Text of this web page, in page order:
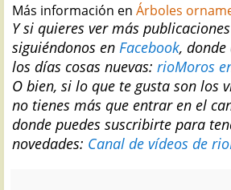
Más información en Árboles
Y si quieres ver más
siguiéndonos en Facebook,
los días cosas nuevas: rioMoros
O bien, si lo que te gusta son los
no tienes más que entrar en el
donde puedes suscribirte para
novedades: Canal de vídeos de